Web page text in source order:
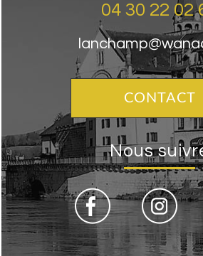
04 30 22 02
CONTACT
Nous